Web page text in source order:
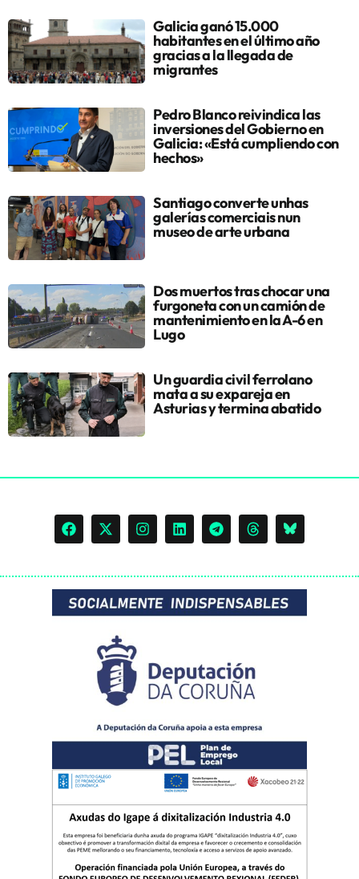
Galicia ganó 15.000
habitantes en el último año
gracias a la llegada de
migrantes
Pedro Blanco reivindica las
inversiones del Gobierno en
Galicia: «Está cumpliendo con
hechos»
Santiago converte unhas
galerías comerciais nun
museo de arte urbana
Dos muertos tras chocar una
furgoneta con un camión de
mantenimiento en la A-6 en
Lugo
Un guardia civil ferrolano
mata a su expareja en
Asturias y termina abatido